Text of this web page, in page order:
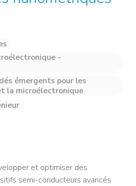
-
émergents pour les
la microélectronique
et optimiser des
semi-conducteurs avancés